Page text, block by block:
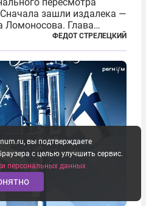
зашли издалека —
Ломоносова. Глава
Синкявичюс
тексты из программ
он это тем,
ФЕДОТ СТРЕЛЕЦКИЙ
вы подтверждаете
с целью улучшить сервис.
персональных данных